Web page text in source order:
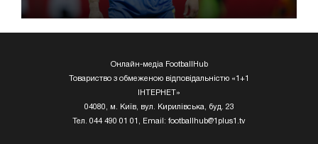
Онлайн-медіа FootballHub
Товариство з обмеженою відповідальністю «1+1
ІНТЕРНЕТ»
04080, м. Київ, вул. Кирилівська, буд. 23
Тел. 044 490 01 01, Email: footballhub@1plus1.tv